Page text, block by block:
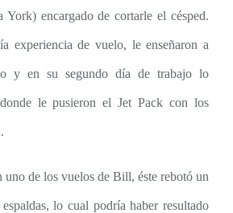
York) encargado de cortarle el césped.
experiencia de vuelo, le enseñaron a
y en su segundo día de trabajo lo
le pusieron el Jet Pack con los
uno de los vuelos de Bill, éste rebotó un
lo cual podría haber resultado